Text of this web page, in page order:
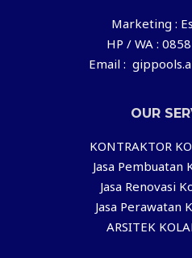
Marketing :
HP / WA :
Email :
OUR
KONTRAKTOR
Jasa Pembuatan
Jasa Renovasi
Jasa Perawatan
ARSITEK